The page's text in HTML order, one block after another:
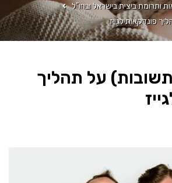
ותרומת ביצית בישראל ובחו"ל
על תהליך